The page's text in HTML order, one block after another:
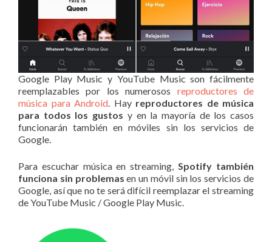
Google Play Music y YouTube Music son fácilmente
reemplazables por los numerosos reproductores de
música para Android . Hay reproductores de música
para todos los gustos y en la mayoría de los casos
funcionarán también en móviles sin los servicios de
Google.
Para escuchar música en streaming, Spotify también
funciona sin problemas en un móvil sin los servicios de
Google, así que no te será difícil reemplazar el streaming
de YouTube Music / Google Play Music.